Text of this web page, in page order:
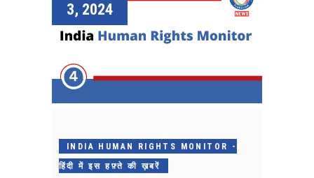
3, 2024
INDIA HUMAN RIGHTS MONITOR -
हिंदी में इस हफ़्ते की ख़बरें